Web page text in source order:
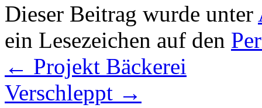
Dieser Beitrag wurde unter
ein Lesezeichen auf den
← Projekt Bäckerei
Verschleppt →